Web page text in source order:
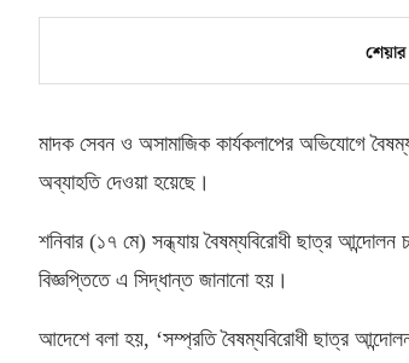
মাদক সেবন ও অসামাজিক কার্যকলাপের অভিযোগে
অব্যাহতি দেওয়া হয়েছে।
শনিবার (১৭ মে) সন্ধ্যায় বৈষম্যবিরোধী ছাত্র
বিজ্ঞপ্তিতে এ সিদ্ধান্ত জানানো হয়।
আদেশে বলা হয়, ‘সম্প্রতি বৈষম্যবিরোধী ছাত্র